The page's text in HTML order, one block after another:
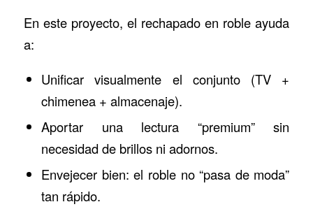
En este proyecto, el rechapado en roble ayuda
a:
Unificar visualmente el conjunto (TV +
chimenea + almacenaje).
Aportar una lectura “premium” sin
necesidad de brillos ni adornos.
Envejecer bien: el roble no “pasa de moda”
tan rápido.